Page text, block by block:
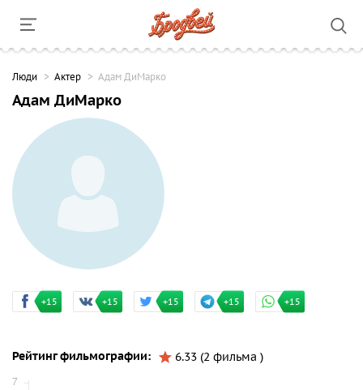
Люди Актер Адам ДиМарко
Адам ДиМарко
+15 +15 +15 +15 +15
Рейтинг фильмографии: 6.33 (2 фильма )